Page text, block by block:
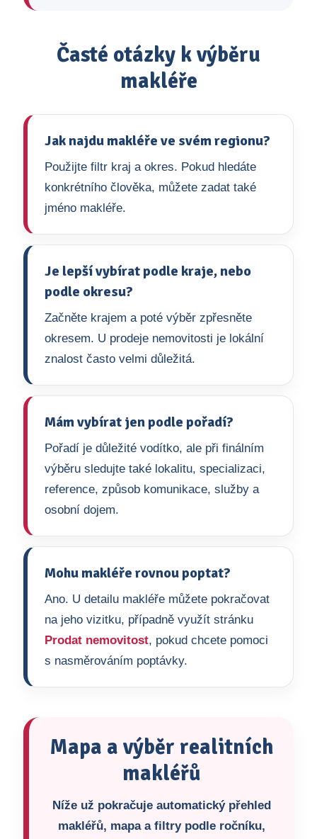
Časté otázky k výběru
makléře
Jak najdu makléře ve svém regionu?
Použijte filtr kraj a okres. Pokud hledáte
konkrétního člověka, můžete zadat také
jméno makléře.
Je lepší vybírat podle kraje, nebo
podle okresu?
Začněte krajem a poté výběr zpřesněte
okresem. U prodeje nemovitosti je lokální
znalost často velmi důležitá.
Mám vybírat jen podle pořadí?
Pořadí je důležité vodítko, ale při finálním
výběru sledujte také lokalitu, specializaci,
reference, způsob komunikace, služby a
osobní dojem.
Mohu makléře rovnou poptat?
Ano. U detailu makléře můžete pokračovat
na jeho vizitku, případně využít stránku
Prodat nemovitost, pokud chcete pomoci
s nasměrováním poptávky.
Mapa a výběr realitních
makléřů
Níže už pokračuje automatický přehled
makléřů, mapa a filtry podle ročníku,